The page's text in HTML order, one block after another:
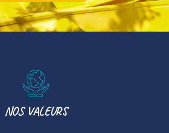
NOS VALEURS